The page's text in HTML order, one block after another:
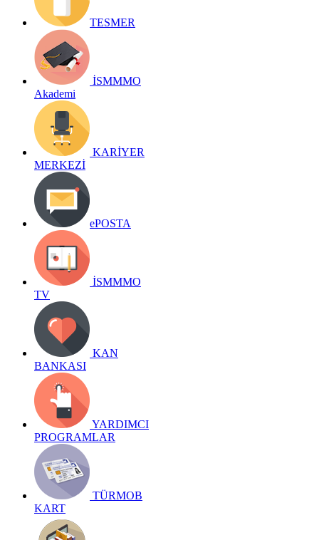
TESMER
İSMMMO
Akademi
KARİYER
MERKEZİ
ePOSTA
İSMMMO
TV
KAN
BANKASI
YARDIMCI
PROGRAMLAR
TÜRMOB
KART